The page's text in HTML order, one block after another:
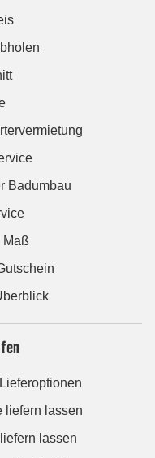
Badumbau
Maß
liefern lassen
lassen